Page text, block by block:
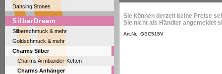
Dancing Stones
SilberDream
Silberschmuck & mehr
Goldschmuck & mehr
Charms Silber
Charms Armbänder-Ketten
Charms Anhänger
Sie können derzeit keine Preise
Sie nicht als Händler angemeldet
Art.Nr.: GSC515V